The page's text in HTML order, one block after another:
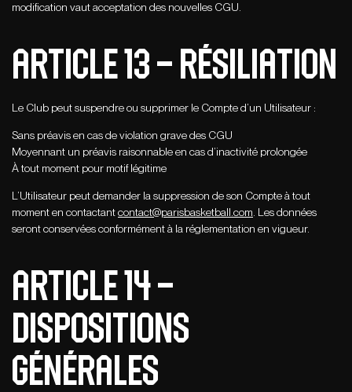
modification vaut acceptation des nouvelles CGU.
ARTICLE 13 – RéSILIation
Le Club peut suspendre ou supprimer le Compte d’un Utilisateur :
Sans préavis en cas de violation grave des CGU
Moyennant un préavis raisonnable en cas d’inactivité prolongée
À tout moment pour motif légitime
L’Utilisateur peut demander la suppression de son Compte à tout
moment en contactantcontact@parisbasketball.com. Les données
seront conservées conformément à la réglementation en vigueur.
ARTICLE 14 –
dISPOSITIONS
Générales